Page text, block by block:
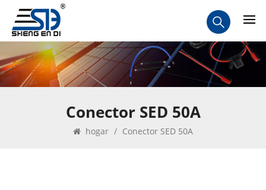
Conector SED 50A
hogar / Conector SED 50A